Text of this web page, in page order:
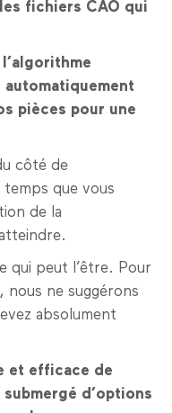
fichiers CAO qui
pièces pour une
côté de
temps que vous
de la
qui peut l’être. Pour
nous ne suggérons
absolument
et efficace de
d’options